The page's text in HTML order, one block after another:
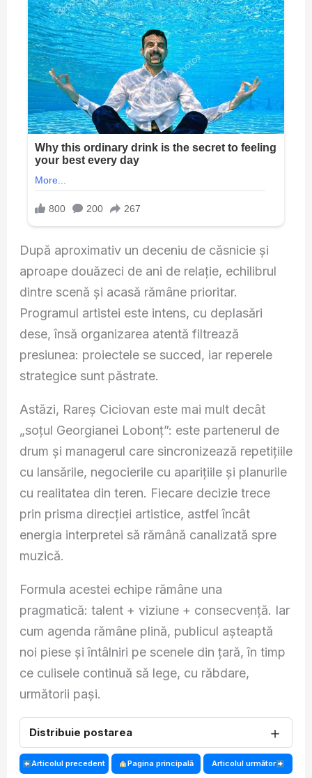
După aproximativ un deceniu de căsnicie și
aproape douăzeci de ani de relație, echilibrul
dintre scenă și acasă rămâne prioritar.
Programul artistei este intens, cu deplasări
dese, însă organizarea atentă filtrează
presiunea: proiectele se succed, iar reperele
strategice sunt păstrate.
Astăzi, Rareș Ciciovan este mai mult decât
„soțul Georgianei Lobonț”: este partenerul de
drum și managerul care sincronizează repetițiile
cu lansările, negocierile cu aparițiile și planurile
cu realitatea din teren. Fiecare decizie trece
prin prisma direcției artistice, astfel încât
energia interpretei să rămână canalizată spre
muzică.
Formula acestei echipe rămâne una
pragmatică: talent + viziune + consecvență. Iar
cum agenda rămâne plină, publicul așteaptă
noi piese și întâlniri pe scenele din țară, în timp
ce culisele continuă să lege, cu răbdare,
următorii pași.
Distribuie postarea ＋
Articolul precedent Pagina principală Articolul următor